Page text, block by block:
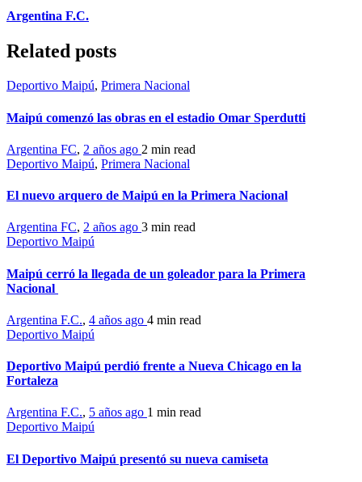
Argentina F.C.
Related posts
Deportivo Maipú, Primera Nacional
Maipú comenzó las obras en el estadio Omar Sperdutti
Argentina FC, 2 años ago 2 min read
Deportivo Maipú, Primera Nacional
El nuevo arquero de Maipú en la Primera Nacional
Argentina FC, 2 años ago 3 min read
Deportivo Maipú
Maipú cerró la llegada de un goleador para la Primera
Nacional
Argentina F.C., 4 años ago 4 min read
Deportivo Maipú
Deportivo Maipú perdió frente a Nueva Chicago en la
Fortaleza
Argentina F.C., 5 años ago 1 min read
Deportivo Maipú
El Deportivo Maipú presentó su nueva camiseta